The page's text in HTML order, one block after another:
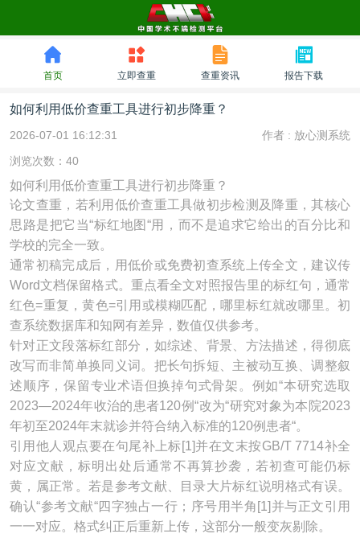
首页 立即查重 查重资讯 报告下载
如何利用低价查重工具进行初步降重？
2026-07-01 16:12:31 作者 : 放心测系统
浏览次数：40
如何利用低价查重工具进行初步降重？
论文查重，若利用低价查重工具做初步检测及降重，其核心
思路是把它当“标红地图“用，而不是追求它给出的百分比和
学校的完全一致。
通常初稿完成后，用低价或免费初查系统上传全文，建议传
Word文档保留格式。重点看全文对照报告里的标红句，通常
红色=重复，黄色=引用或模糊匹配，哪里标红就改哪里。初
查系统数据库和知网有差异，数值仅供参考。
针对正文段落标红部分，如综述、背景、方法描述，得彻底
改写而非简单换同义词。把长句拆短、主被动互换、调整叙
述顺序，保留专业术语但换掉句式骨架。例如“本研究选取
2023—2024年收治的患者120例“改为“研究对象为本院2023
年初至2024年末就诊并符合纳入标准的120例患者“。
引用他人观点要在句尾补上标[1]并在文末按GB/T 7714补全
对应文献，标明出处后通常不再算抄袭，若初查可能仍标
黄，属正常。若是参考文献、目录大片标红说明格式有误。
确认“参考文献“四字独占一行；序号用半角[1]并与正文引用
一一对应。格式纠正后重新上传，这部分一般变灰剔除。